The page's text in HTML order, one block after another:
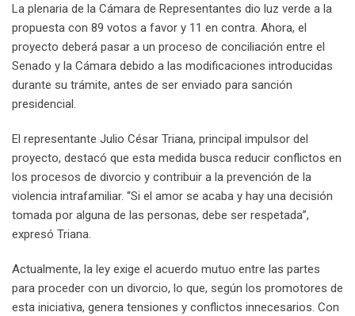
La plenaria de la Cámara de Representantes dio luz verde a la
propuesta con 89 votos a favor y 11 en contra. Ahora, el
proyecto deberá pasar a un proceso de conciliación entre el
Senado y la Cámara debido a las modificaciones introducidas
durante su trámite, antes de ser enviado para sanción
presidencial.
El representante Julio César Triana, principal impulsor del
proyecto, destacó que esta medida busca reducir conflictos en
los procesos de divorcio y contribuir a la prevención de la
violencia intrafamiliar. “Si el amor se acaba y hay una decisión
tomada por alguna de las personas, debe ser respetada”,
expresó Triana.
Actualmente, la ley exige el acuerdo mutuo entre las partes
para proceder con un divorcio, lo que, según los promotores de
esta iniciativa, genera tensiones y conflictos innecesarios. Con